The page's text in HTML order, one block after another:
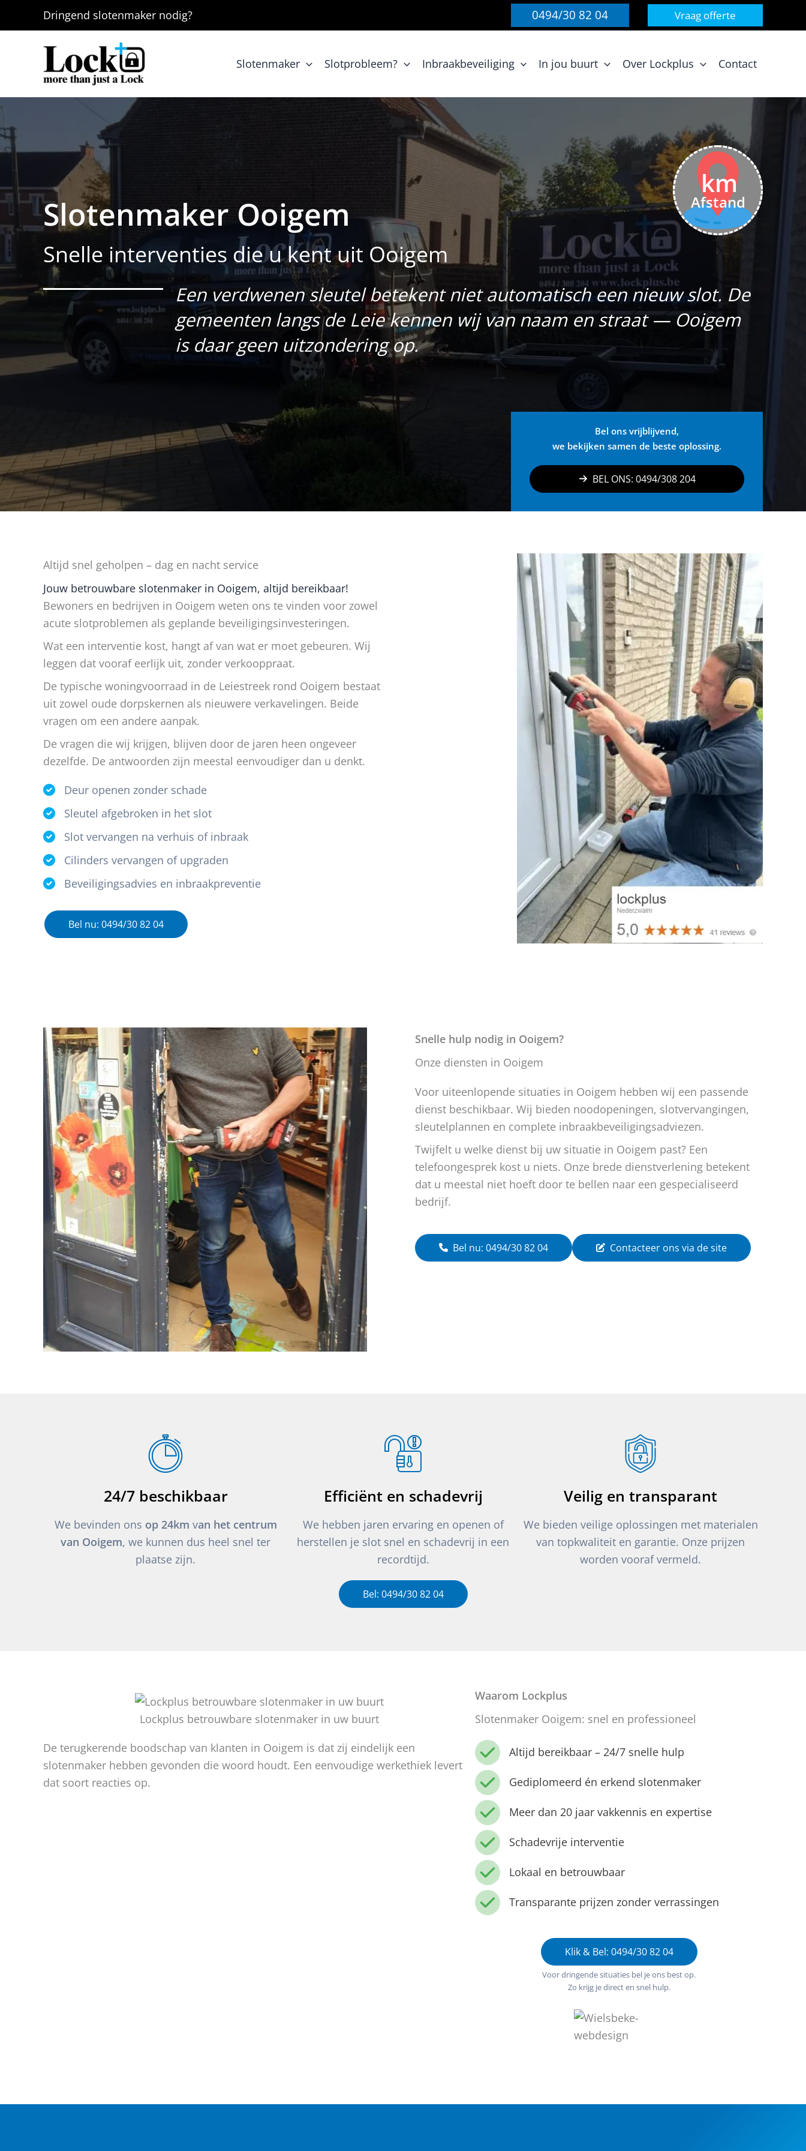
Dringend slotenmaker nodig? 0494/30 82 04 Vraag offerte
Slotenmaker Slotprobleem? Inbraakbeveiliging In jou buurt Over Lockplus Contact
km
Afstand
Slotenmaker Ooigem
Snelle interventies die u kent uit Ooigem
Een verdwenen sleutel betekent niet automatisch een nieuw slot. De
gemeenten langs de Leie kennen wij van naam en straat — Ooigem
is daar geen uitzondering op.
Bel ons vrijblijvend,
we bekijken samen de beste oplossing.
BEL ONS: 0494/308 204
Altijd snel geholpen – dag en nacht service
Jouw betrouwbare slotenmaker in Ooigem, altijd bereikbaar!
Bewoners en bedrijven in Ooigem weten ons te vinden voor zowel
acute slotproblemen als geplande beveiligingsinvesteringen.
Wat een interventie kost, hangt af van wat er moet gebeuren. Wij
leggen dat vooraf eerlijk uit, zonder verkooppraat.
De typische woningvoorraad in de Leiestreek rond Ooigem bestaat
uit zowel oude dorpskernen als nieuwere verkavelingen. Beide
vragen om een andere aanpak.
De vragen die wij krijgen, blijven door de jaren heen ongeveer
dezelfde. De antwoorden zijn meestal eenvoudiger dan u denkt.
Deur openen zonder schade
Sleutel afgebroken in het slot
Slot vervangen na verhuis of inbraak
Cilinders vervangen of upgraden
Beveiligingsadvies en inbraakpreventie
Bel nu: 0494/30 82 04
Snelle hulp nodig in Ooigem?
Onze diensten in Ooigem
Voor uiteenlopende situaties in Ooigem hebben wij een passende
dienst beschikbaar. Wij bieden noodopeningen, slotvervangingen,
sleutelplannen en complete inbraakbeveiligingsadviezen.
Twijfelt u welke dienst bij uw situatie in Ooigem past? Een
telefoongesprek kost u niets. Onze brede dienstverlening betekent
dat u meestal niet hoeft door te bellen naar een gespecialiseerd
bedrijf.
Bel nu: 0494/30 82 04 Contacteer ons via de site
24/7 beschikbaar
We bevinden ons op 24km van het centrum
van Ooigem, we kunnen dus heel snel ter
plaatse zijn.
Efficiënt en schadevrij
We hebben jaren ervaring en openen of
herstellen je slot snel en schadevrij in een
recordtijd.
Bel: 0494/30 82 04
Veilig en transparant
We bieden veilige oplossingen met materialen
van topkwaliteit en garantie. Onze prijzen
worden vooraf vermeld.
Lockplus betrouwbare slotenmaker in uw buurt
De terugkerende boodschap van klanten in Ooigem is dat zij eindelijk een
slotenmaker hebben gevonden die woord houdt. Een eenvoudige werkethiek levert
dat soort reacties op.
Waarom Lockplus
Slotenmaker Ooigem: snel en professioneel
Altijd bereikbaar – 24/7 snelle hulp
Gediplomeerd én erkend slotenmaker
Meer dan 20 jaar vakkennis en expertise
Schadevrije interventie
Lokaal en betrouwbaar
Transparante prijzen zonder verrassingen
Klik & Bel: 0494/30 82 04
Voor dringende situaties bel je ons best op.
Zo krijg je direct en snel hulp.